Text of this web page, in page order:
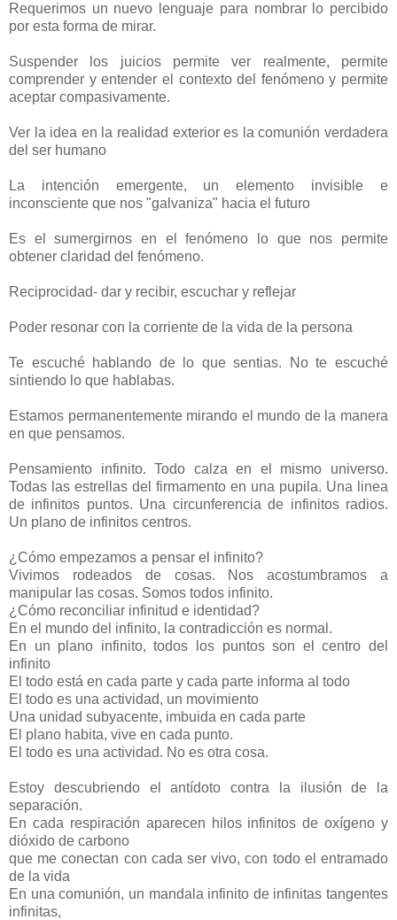
Requerimos un nuevo lenguaje para nombrar lo percibido
por esta forma de mirar.
Suspender los juicios permite ver realmente, permite
comprender y entender el contexto del fenómeno y permite
aceptar compasivamente.
Ver la idea en la realidad exterior es la comunión verdadera
del ser humano
La intención emergente, un elemento invisible e
inconsciente que nos "galvaniza" hacia el futuro
Es el sumergirnos en el fenómeno lo que nos permite
obtener claridad del fenómeno.
Reciprocidad- dar y recibir, escuchar y reflejar
Poder resonar con la corriente de la vida de la persona
Te escuché hablando de lo que sentias. No te escuché
sintiendo lo que hablabas.
Estamos permanentemente mirando el mundo de la manera
en que pensamos.
Pensamiento infinito. Todo calza en el mismo universo.
Todas las estrellas del firmamento en una pupila. Una linea
de infinitos puntos. Una circunferencia de infinitos radios.
Un plano de infinitos centros.
¿Cómo empezamos a pensar el infinito?
Vivimos rodeados de cosas. Nos acostumbramos a
manipular las cosas. Somos todos infinito.
¿Cómo reconciliar infinitud e identidad?
En el mundo del infinito, la contradicción es normal.
En un plano infinito, todos los puntos son el centro del
infinito
El todo está en cada parte y cada parte informa al todo
El todo es una actividad, un movimiento
Una unidad subyacente, imbuida en cada parte
El plano habita, vive en cada punto.
El todo es una actividad. No es otra cosa.
Estoy descubriendo el antídoto contra la ilusión de la
separación.
En cada respiración aparecen hilos infinitos de oxígeno y
dióxido de carbono
que me conectan con cada ser vivo, con todo el entramado
de la vida
En una comunión, un mandala infinito de infinitas tangentes
infinitas,